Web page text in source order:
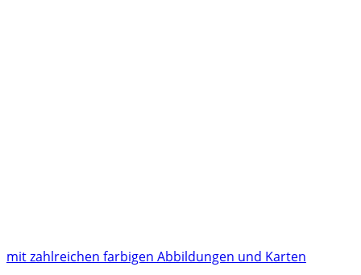
mit zahlreichen farbigen Abbildungen und Karten